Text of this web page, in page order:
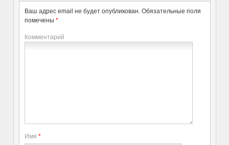
Ваш адрес email не будет опубликован. Обязательные поля
помечены *
Комментарий
Имя *